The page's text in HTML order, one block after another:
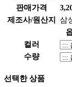
판매가격
제조사/원산지
삼
컬러
수량
선택한 상품